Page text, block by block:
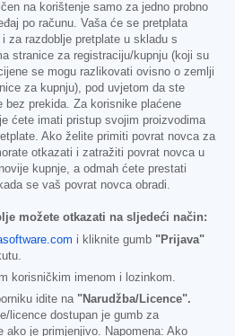
na korištenje samo za jedno probno
po računu. Vaša će se pretplata
za razdoblje pretplate u skladu s
stranice za registraciju/kupnju (koji su
se mogu razlikovati ovisno o zemlji
za kupnju), pod uvjetom da ste
bez prekida. Za korisnike plaćene
ćete imati pristup svojim proizvodima
Ako želite primiti povrat novca za
otkazati i zatražiti povrat novca u
kupnje, a odmah ćete prestati
se vaš povrat novca obradi.
možete otkazati na sljedeći način:
i kliknite gumb "Prijava"
korisničkim imenom i lozinkom.
idite na "Narudžba/Licence".
licence dostupan je gumb za
ako je primjenjivo. Napomena: Ako